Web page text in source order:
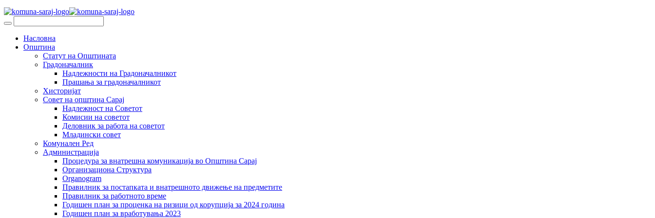
Насловна
Општина
Статут на Општината
Градоначалник
Надлежности на Градоначалникот
Прашања за градоначалникот
Хисторијат
Совет на општина Сарај
Надлежност на Советот
Комисии на советот
Деловник за работа на советот
Младински совет
Комунален Ред
Администрација
Процедура за внатрешна комуникација во Општина Сарај
Организациона Структура
Organogram
Правилник за постапката и внатрешното движење на предметите
Правилник за работното време
Годишен план за проценка на ризици од корупција за 2024 година
Годишен план за вработувања 2023